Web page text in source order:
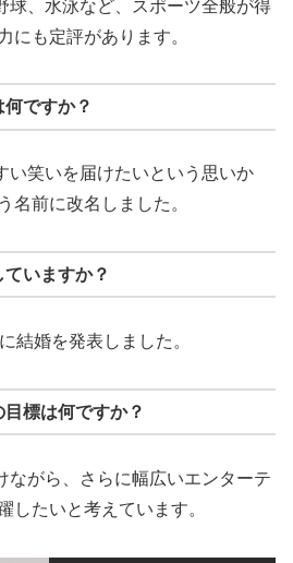
球、水泳など、スポーツ全般が得
にも定評があります。
ですか？
い笑いを届けたいという思いか
名前に改名しました。
いますか？
結婚を発表しました。
標は何ですか？
ながら、さらに幅広いエンターテ
したいと考えています。